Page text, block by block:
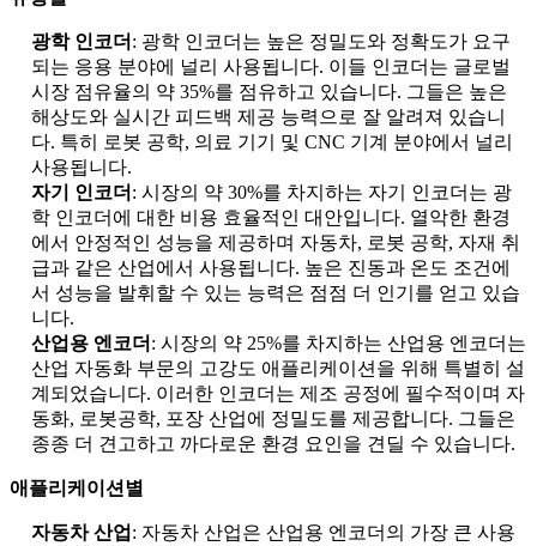
광학 인코더 : 광학 인코더는 높은 정밀도와 정확도가 요구
되는 응용 분야에 널리 사용됩니다. 이들 인코더는 글로벌
시장 점유율의 약 35%를 점유하고 있습니다. 그들은 높은
해상도와 실시간 피드백 제공 능력으로 잘 알려져 있습니
다. 특히 로봇 공학, 의료 기기 및 CNC 기계 분야에서 널리
사용됩니다.
자기 인코더 : 시장의 약 30%를 차지하는 자기 인코더는 광
학 인코더에 대한 비용 효율적인 대안입니다. 열악한 환경
에서 안정적인 성능을 제공하며 자동차, 로봇 공학, 자재 취
급과 같은 산업에서 사용됩니다. 높은 진동과 온도 조건에
서 성능을 발휘할 수 있는 능력은 점점 더 인기를 얻고 있습
니다.
산업용 엔코더 : 시장의 약 25%를 차지하는 산업용 엔코더는
산업 자동화 부문의 고강도 애플리케이션을 위해 특별히 설
계되었습니다. 이러한 인코더는 제조 공정에 필수적이며 자
동화, 로봇공학, 포장 산업에 정밀도를 제공합니다. 그들은
종종 더 견고하고 까다로운 환경 요인을 견딜 수 있습니다.
애플리케이션별
자동차 산업 : 자동차 산업은 산업용 엔코더의 가장 큰 사용